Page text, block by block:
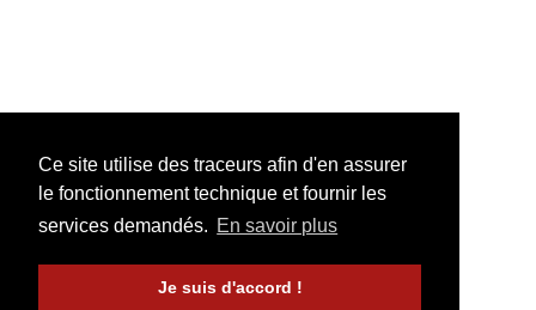
Ce site utilise des traceurs afin d'en assurer
le fonctionnement technique et fournir les
services demandés. En savoir plus
Je suis d'accord !